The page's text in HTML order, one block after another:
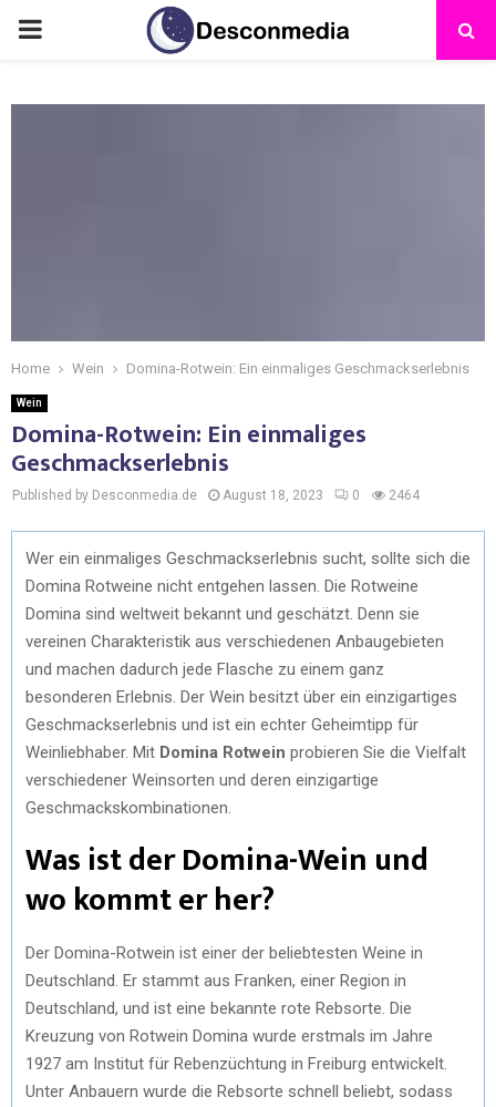
Home Wein Domina-Rotwein: Ein einmaliges Geschmackserlebnis
Wein
Domina-Rotwein: Ein einmaliges
Geschmackserlebnis
Published by Desconmedia.de August 18, 2023 0 2464
Wer ein einmaliges Geschmackserlebnis sucht, sollte sich die
Domina Rotweine nicht entgehen lassen. Die Rotweine
Domina sind weltweit bekannt und geschätzt. Denn sie
vereinen Charakteristik aus verschiedenen Anbaugebieten
und machen dadurch jede Flasche zu einem ganz
besonderen Erlebnis. Der Wein besitzt über ein einzigartiges
Geschmackserlebnis und ist ein echter Geheimtipp für
Weinliebhaber. Mit Domina Rotwein probieren Sie die Vielfalt
verschiedener Weinsorten und deren einzigartige
Geschmackskombinationen.
Was ist der Domina-Wein und
wo kommt er her?
Der Domina-Rotwein ist einer der beliebtesten Weine in
Deutschland. Er stammt aus Franken, einer Region in
Deutschland, und ist eine bekannte rote Rebsorte. Die
Kreuzung von Rotwein Domina wurde erstmals im Jahre
1927 am Institut für Rebenzüchtung in Freiburg entwickelt.
Unter Anbauern wurde die Rebsorte schnell beliebt, sodass